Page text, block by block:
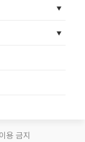
용 금지